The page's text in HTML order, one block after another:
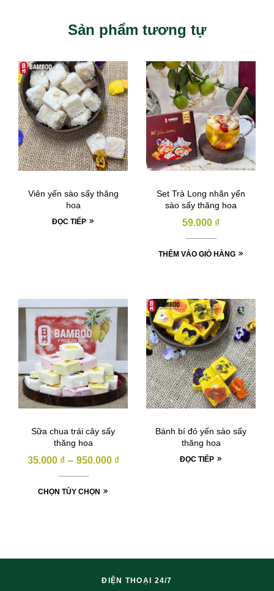
Sản phẩm tương tự
Viên yến sào sấy thăng
hoa
ĐỌC TIẾP
Set Trà Long nhãn yến
sào sấy thăng hoa
59.000 ₫
THÊM VÀO GIỎ HÀNG
Sữa chua trái cây sấy
thăng hoa
35.000 ₫ – 950.000 ₫
CHỌN TÙY CHỌN
Bánh bí đỏ yến sào sấy
thăng hoa
ĐỌC TIẾP
ĐIỆN THOẠI 24/7